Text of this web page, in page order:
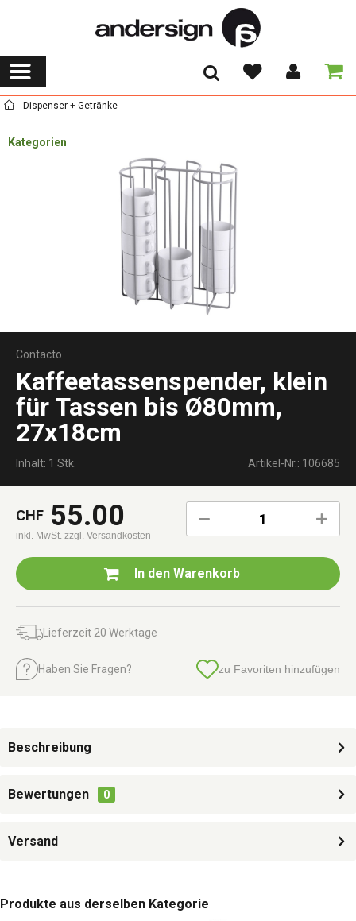
Dispenser + Getränke
Kategorien
Contacto
Kaffeetassenspender, klein
für Tassen bis Ø80mm,
27x18cm
Inhalt: 1 Stk. Artikel-Nr.: 106685
CHF 55.00
inkl. MwSt. zzgl. Versandkosten
1
In den Warenkorb
Lieferzeit 20 Werktage
Haben Sie Fragen? zu Favoriten hinzufügen
Beschreibung
Bewertungen 0
Versand
Produkte aus derselben Kategorie